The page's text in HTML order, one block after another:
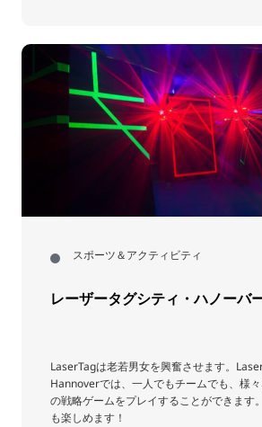
スポーツ＆アクティビティ
レーザータグシティ・ハノーバ
LaserTagは老若男女を興奮させます。
Hannoverでは、一人でもチームでも、様
の戦略ゲームをプレイすることができます
も楽しめます！